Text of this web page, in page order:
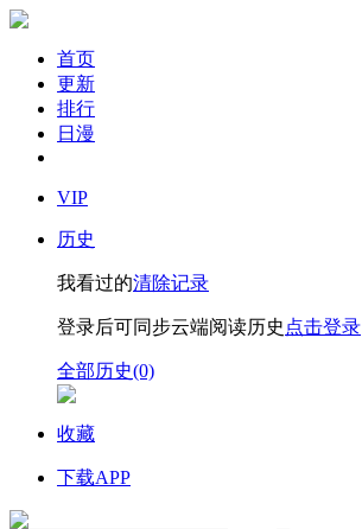
首页
更新
排行
日漫
VIP
历史
我看过的清除记录
登录后可同步云端阅读历史 点击登录
全部历史(0)
收藏
下载APP